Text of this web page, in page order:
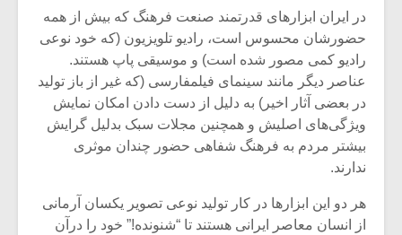
در ایران ابزارهای قدرتمند صنعت فرهنگ که بیش از همه
حضورشان محسوس است، رادیو تلویزیون (که خود نوعی
رادیو کمی مصور شده است) و موسیقی پاپ هستند.
عناصر دیگر مانند سینمای فیلمفارسی (که غیر از باز تولید
در بعضی آثار اخیر) به دلیل از دست دادن امکان نمایش
ویژگی‌های اصلیش و همچنین مجلات سبک بدلیل گرایش
بیشتر مردم به فرهنگ شفاهی حضور چندان موثری
ندارند.
هر دو این ابزارها در کار تولید نوعی تصویر یکسان آرمانی
از انسان معاصر ایرانی هستند تا “شنونده!” خود را درآن